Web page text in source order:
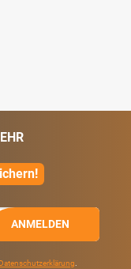
ANMELDEN
Datenschutzerklärung